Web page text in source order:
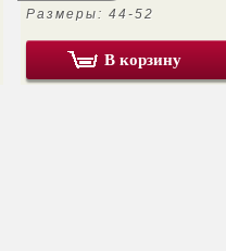
Размеры: 44-52
В корзину